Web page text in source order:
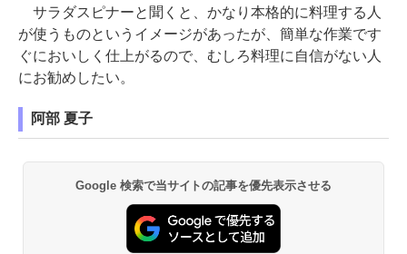
サラダスピナーと聞くと、かなり本格的に料理する人
が使うものというイメージがあったが、簡単な作業です
ぐにおいしく仕上がるので、むしろ料理に自信がない人
にお勧めしたい。
阿部 夏子
Google 検索で当サイトの記事を優先表示させる